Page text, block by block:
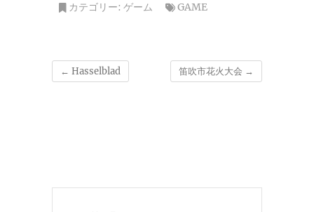
カテゴリー: ゲーム GAME
← Hasselblad 笛吹市花火大会 →